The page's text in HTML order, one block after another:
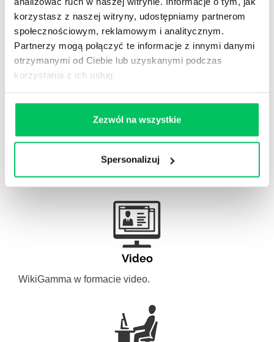
korzystasz z naszej witryny, udostępniamy partnerom
społecznościowym, reklamowym i analitycznym.
Partnerzy mogą połączyć te informacje z innymi danymi
otrzymanymi od Ciebie lub uzyskanymi podczas
korzystania z ich usług.
Zezwól na wszystkie
Spersonalizuj
Gamma Q&A
Odpowiedzi na często pojawiające się pytania z
obszaru HR.
Artykuły eksperckie
Artykuły związane ze szkoleniami eksperckimi.
Video
WikiGamma w formacie video.